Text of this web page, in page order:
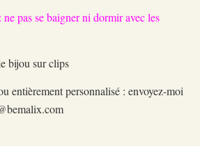
pas se baigner ni dormir avec les
bijou sur clips
entièrement personnalisé : envoyez-moi